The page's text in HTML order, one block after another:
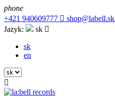
phone
+421 940609777  shop@labell.sk
Jazyk:
sk 
sk
en
